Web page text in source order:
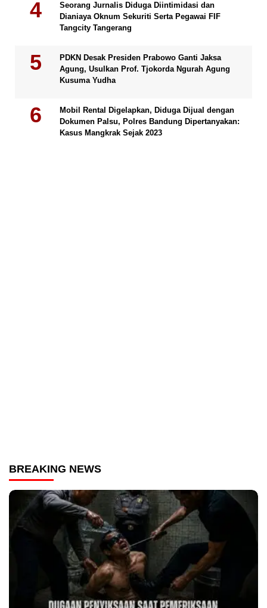
Seorang Jurnalis Diduga Diintimidasi dan
Dianiaya Oknum Sekuriti Serta Pegawai FIF
Tangcity Tangerang
PDKN Desak Presiden Prabowo Ganti Jaksa
Agung, Usulkan Prof. Tjokorda Ngurah Agung
Kusuma Yudha
Mobil Rental Digelapkan, Diduga Dijual dengan
Dokumen Palsu, Polres Bandung Dipertanyakan:
Kasus Mangkrak Sejak 2023
BREAKING NEWS